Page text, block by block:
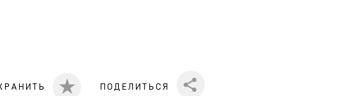
Share
ПОДЕЛИТЬСЯ